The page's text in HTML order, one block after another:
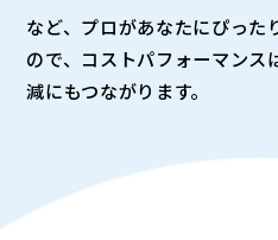
など、プロがあなたにぴった
ので、コストパフォーマンス
減にもつながります。